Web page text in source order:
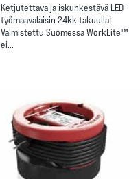
Ketjutettava ja iskunkestävä LED-
työmaavalaisin 24kk takuulla!
Valmistettu Suomessa WorkLite™
ei…